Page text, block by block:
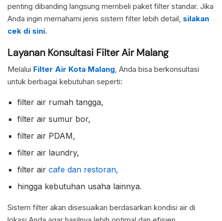
penting dibanding langsung membeli paket filter standar. Jika
Anda ingin memahami jenis sistem filter lebih detail, silakan
cek di sini.
Layanan Konsultasi Filter Air Malang
Melalui Filter Air Kota Malang, Anda bisa berkonsultasi
untuk berbagai kebutuhan seperti:
filter air rumah tangga,
filter air sumur bor,
filter air PDAM,
filter air laundry,
filter air cafe dan restoran,
hingga kebutuhan usaha lainnya.
Sistem filter akan disesuaikan berdasarkan kondisi air di